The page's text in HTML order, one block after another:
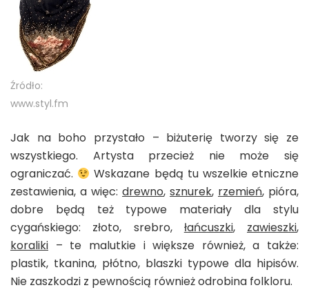
Źródło:
www.styl.fm
Jak na boho przystało – biżuterię tworzy się ze
wszystkiego. Artysta przecież nie może się
ograniczać.
Wskazane będą tu wszelkie etniczne
zestawienia, a więc: drewno, sznurek, rzemień, pióra,
dobre będą też typowe materiały dla stylu
cygańskiego: złoto, srebro, łańcuszki, zawieszki,
koraliki – te malutkie i większe również, a także:
plastik, tkanina, płótno, blaszki typowe dla hipisów.
Nie zaszkodzi z pewnością również odrobina folkloru.